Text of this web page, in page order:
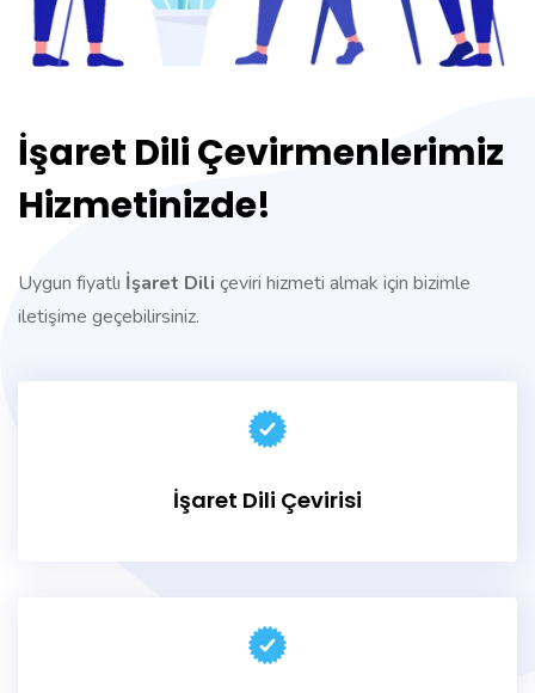
İşaret Dili Çevirmenlerimiz
Hizmetinizde!
Uygun fiyatlı İşaret Dili çeviri hizmeti almak için bizimle
iletişime geçebilirsiniz.
İşaret Dili Çevirisi